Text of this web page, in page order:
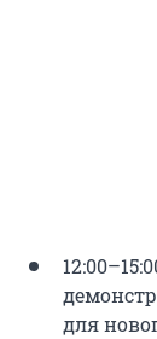
для